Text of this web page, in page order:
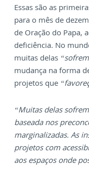
Essas são as
para o mês de
de Oração do Papa,
deficiência. No
muitas delas
mudança na forma
projetos que
“Muitas delas
baseada nos
marginalizadas. As
projetos com
aos espaços onde